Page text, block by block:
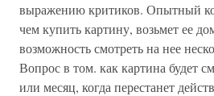
выражению критиков. Опытный
чем купить картину, возьмет ее
возможность смотреть на нее
Вопрос в том. как картина будет
или месяц, когда перестанет